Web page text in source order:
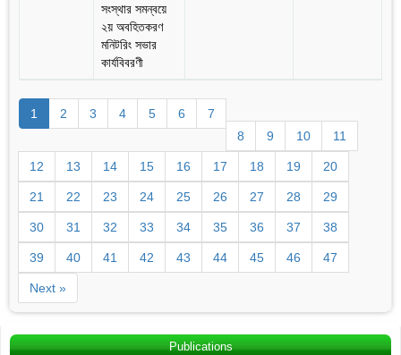
সংস্থার সমন্বয়ে
২য় অবহিতকরণ
মনিটরিং সভার
কার্যবিবরণী
1 2 3 4 5 6
7
8
9 10 11
12 13 14 15 16 17 18 19 20
21 22 23 24 25 26 27 28 29
30 31 32 33 34 35 36 37 38
39 40 41 42 43 44 45 46 47
Next »
Publications